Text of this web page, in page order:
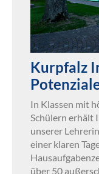
Kurpfalz
In Klassen mit
Schülern erhält
unserer
einer klaren
über 50